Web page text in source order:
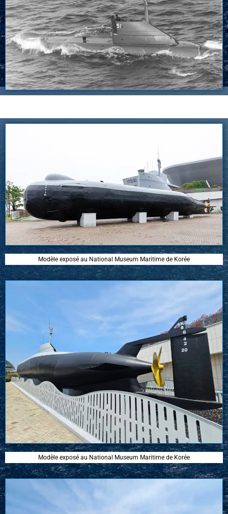
Modèle exposé au National Museum Maritime de Korée
Modèle exposé au National Museum Maritime de Korée